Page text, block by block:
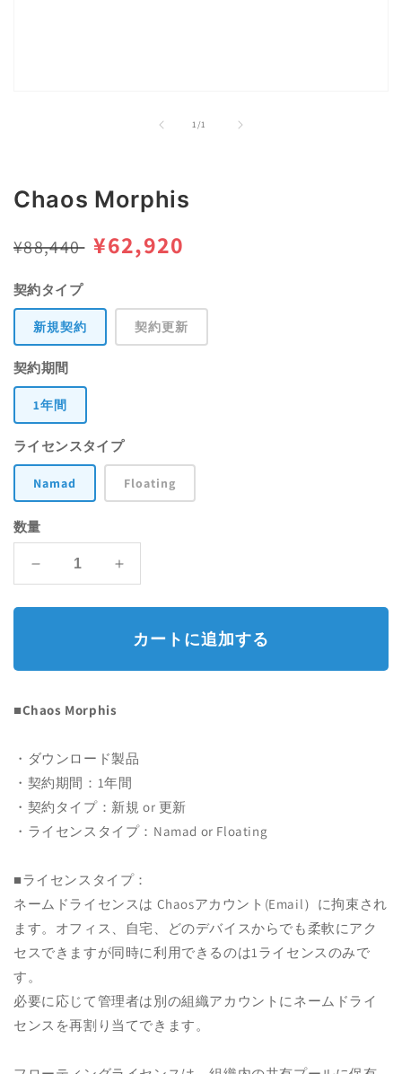
デ
ィ
(1)
を
く
1/
の1
Chaos Morphis
通
常
価
格
¥88,440 セ
ル
価
¥62,920
契約タイプ
新規契約 契約更新
契約期間
1年間
ライセンスタイプ
Namad Floating
数量
Chaos
Morphis
の
を
ら
Chaos
Morphis
の
を
カートに追加する
■Chaos Morphis
・ダウンロード製品
・契約期間：1年間
・契約タイプ：新規 or 更新
・ライセンスタイプ：Namad or Floating
■ライセンスタイプ：
ネームドライセンスは Chaosアカウント(Email）に拘束され
ます。オフィス、自宅、どのデバイスからでも柔軟にアク
セスできますが同時に利用できるのは1ライセンスのみで
す。
必要に応じて管理者は別の組織アカウントにネームドライ
センスを再割り当てできます。